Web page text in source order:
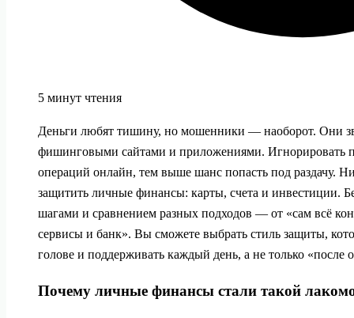
5 минут чтения
Деньги любят тишину, но мошенники — наоборот. Они
фишинговыми сайтами и приложениями. Игнорировать
операций онлайн, тем выше шанс попасть под раздачу.
защитить личные финансы: карты, счета и инвестиции.
шагами и сравнением разных подходов — от «сам всё
сервисы и банк». Вы сможете выбрать стиль защиты,
голове и поддерживать каждый день, а не только «после
Почему личные финансы стали такой